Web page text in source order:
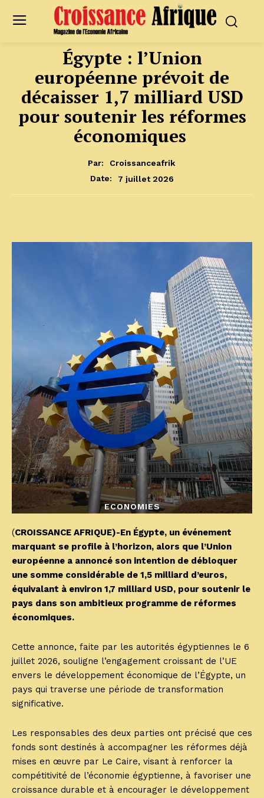
Égypte : l’Union
européenne prévoit de
décaisser 1,7 milliard USD
pour soutenir les réformes
économiques
Par:
Croissanceafrik
Date:
7 juillet 2026
ECONOMIES
(CROISSANCE AFRIQUE)-En Égypte, un événement
marquant se profile à l’horizon, alors que l’Union
européenne a annoncé son intention de débloquer
une somme considérable de 1,5 milliard d’euros,
équivalant à environ 1,7 milliard USD, pour soutenir le
pays dans son ambitieux programme de réformes
économiques.
Cette annonce, faite par les autorités égyptiennes le 6
juillet 2026, souligne l’engagement croissant de l’UE
envers le développement économique de l’Égypte, un
pays qui traverse une période de transformation
significative.
Les responsables des deux parties ont précisé que ces
fonds sont destinés à accompagner les réformes déjà
mises en œuvre par Le Caire, visant à renforcer la
compétitivité de l’économie égyptienne, à favoriser une
croissance durable et à encourager le développement